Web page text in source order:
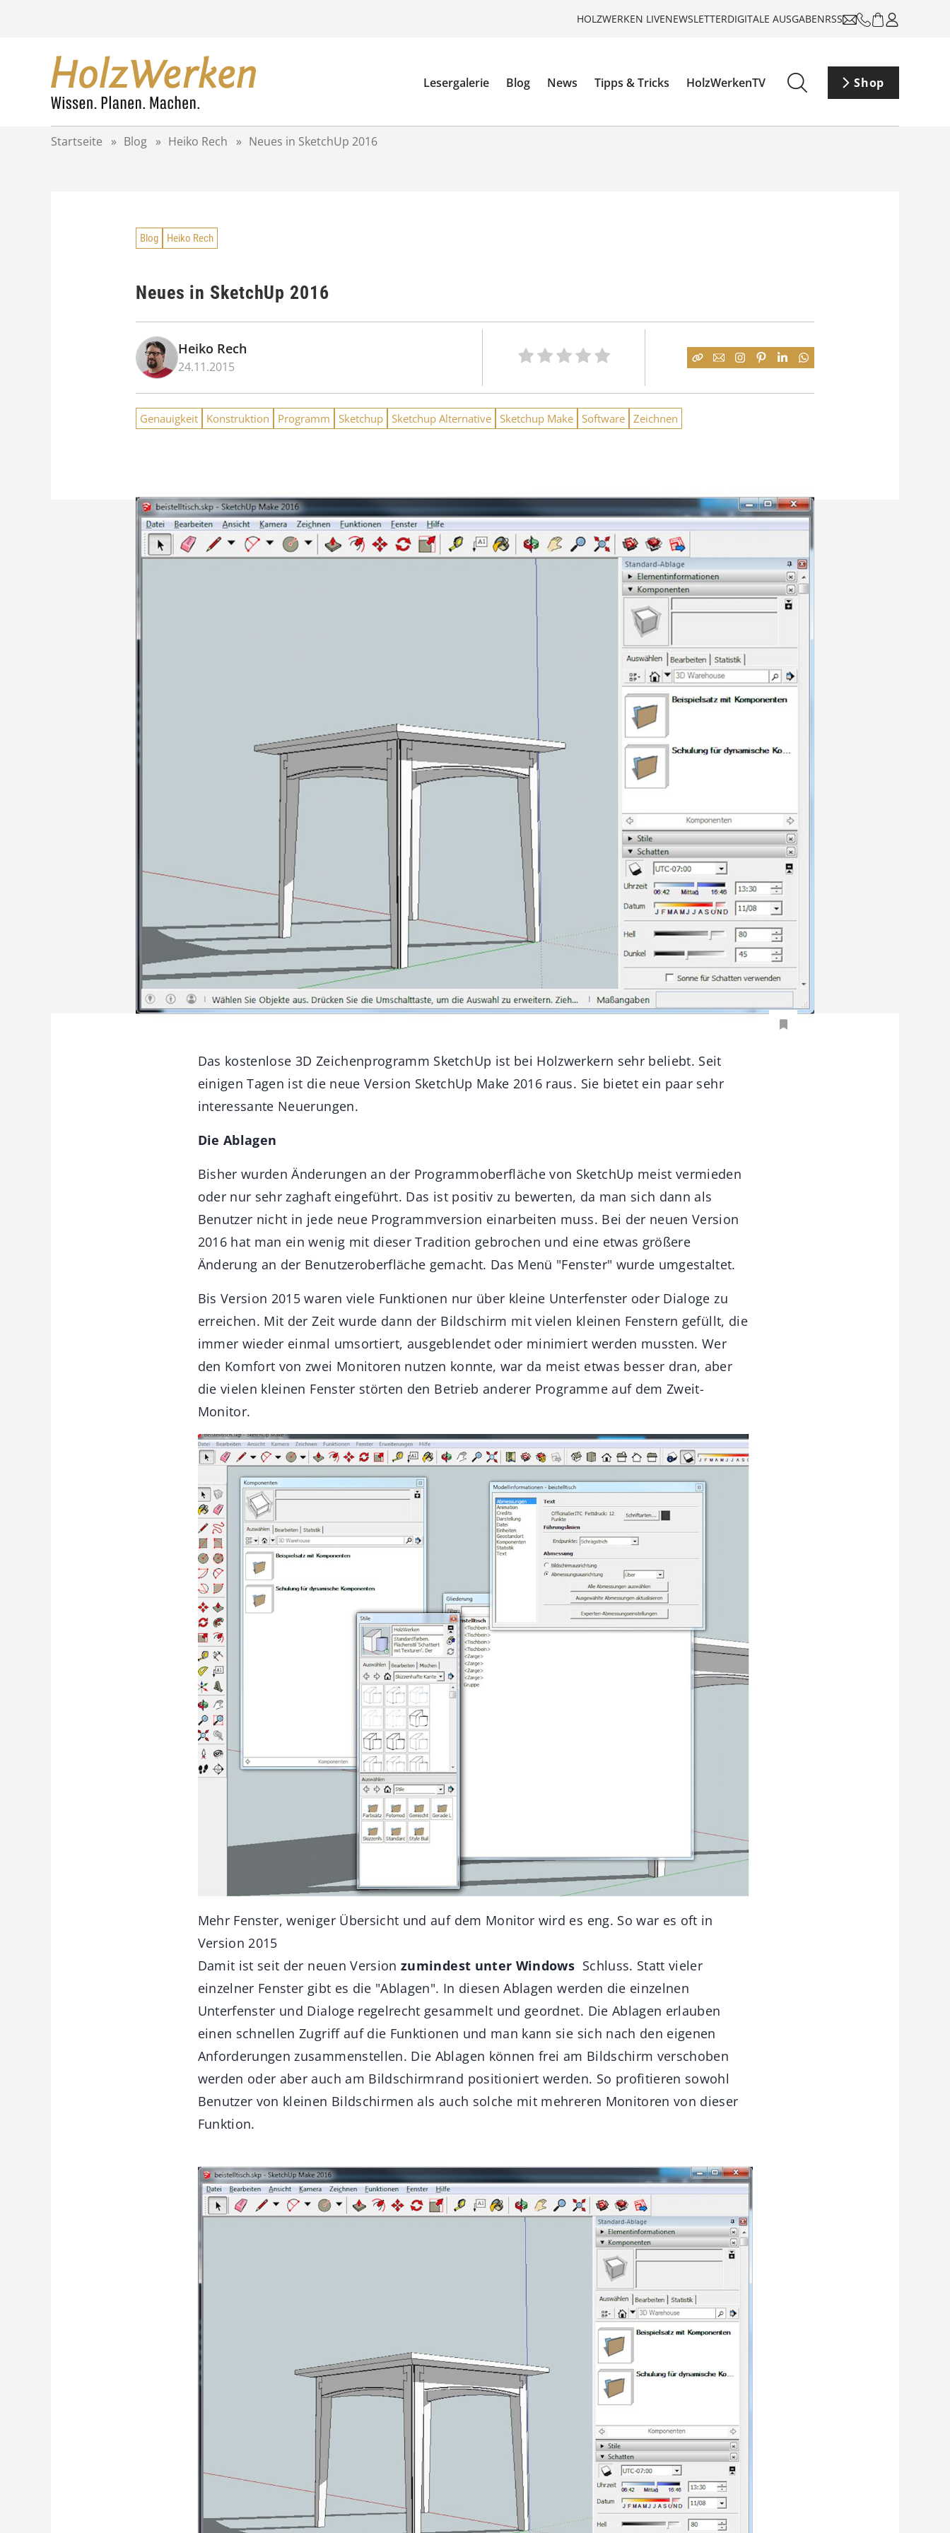
HOLZWERKEN LIVENEWSLETTERDIGITALE AUSGABENRSS
Lesergalerie Blog News Tipps & Tricks HolzWerkenTV Shop
Startseite » Blog » Heiko Rech » Neues in SketchUp 2016
Blog Heiko Rech
Neues in SketchUp 2016
Heiko Rech
24.11.2015
Genauigkeit Konstruktion Programm Sketchup Sketchup Alternative Sketchup Make Software Zeichnen
Das kostenlose 3D Zeichenprogramm SketchUp ist bei Holzwerkern sehr beliebt. Seit
einigen Tagen ist die neue Version SketchUp Make 2016 raus. Sie bietet ein paar sehr
interessante Neuerungen.
Die Ablagen
Bisher wurden Änderungen an der Programmoberfläche von SketchUp meist vermieden
oder nur sehr zaghaft eingeführt. Das ist positiv zu bewerten, da man sich dann als
Benutzer nicht in jede neue Programmversion einarbeiten muss. Bei der neuen Version
2016 hat man ein wenig mit dieser Tradition gebrochen und eine etwas größere
Änderung an der Benutzeroberfläche gemacht. Das Menü "Fenster" wurde umgestaltet.
Bis Version 2015 waren viele Funktionen nur über kleine Unterfenster oder Dialoge zu
erreichen. Mit der Zeit wurde dann der Bildschirm mit vielen kleinen Fenstern gefüllt, die
immer wieder einmal umsortiert, ausgeblendet oder minimiert werden mussten. Wer
den Komfort von zwei Monitoren nutzen konnte, war da meist etwas besser dran, aber
die vielen kleinen Fenster störten den Betrieb anderer Programme auf dem Zweit-
Monitor.
Mehr Fenster, weniger Übersicht und auf dem Monitor wird es eng. So war es oft in
Version 2015
Damit ist seit der neuen Versionzumindest unter Windows Schluss. Statt vieler
einzelner Fenster gibt es die "Ablagen". In diesen Ablagen werden die einzelnen
Unterfenster und Dialoge regelrecht gesammelt und geordnet. Die Ablagen erlauben
einen schnellen Zugriff auf die Funktionen und man kann sie sich nach den eigenen
Anforderungen zusammenstellen. Die Ablagen können frei am Bildschirm verschoben
werden oder aber auch am Bildschirmrand positioniert werden. So profitieren sowohl
Benutzer von kleinen Bildschirmen als auch solche mit mehreren Monitoren von dieser
Funktion.